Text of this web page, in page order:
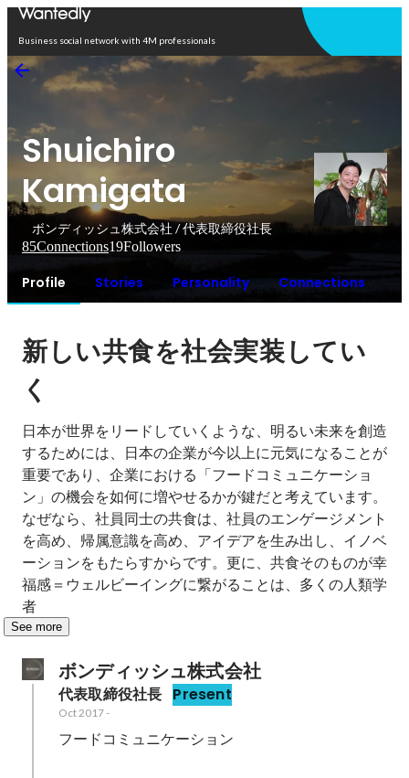
Business social network with 4M professionals
Shuichiro
Kamigata
ボンディッシュ株式会社 / 代表取締役社長
85Connections19Followers
Profile Stories Personality Connections
新しい共食を社会実装してい
く
日本が世界をリードしていくような、明るい未来を創造
するためには、日本の企業が今以上に元気になることが
重要であり、企業における「フードコミュニケーショ
ン」の機会を如何に増やせるかが鍵だと考えています。
なぜなら、社員同士の共食は、社員のエンゲージメント
を高め、帰属意識を高め、アイデアを生み出し、イノベ
ーションをもたらすからです。更に、共食そのものが幸
福感＝ウェルビーイングに繋がることは、多くの人類学
者
See more
ボンディッシュ株式会社
代表取締役社長 Present
Oct 2017-
フードコミュニケーション